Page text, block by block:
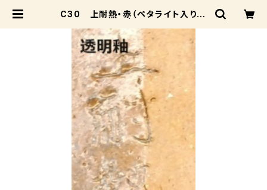
C30 上耐熱・赤（ペタライト入り）：